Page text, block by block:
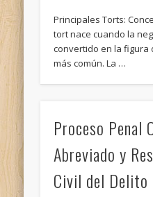
Principales Torts:
tort nace cuando la
convertido en la figura
más común. La …
Proceso Penal
Abreviado y
Civil del Delito